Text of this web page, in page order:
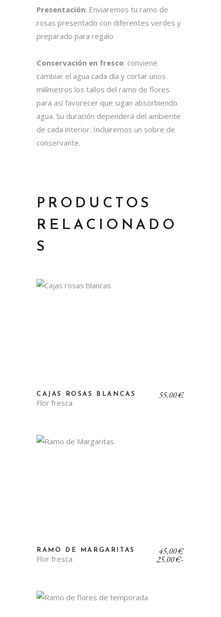
Presentación: Enviaremos tu ramo de
rosas presentado con diferentes verdes y
preparado para regalo
Conservación en fresco: conviene
cambiar el agua cada día y cortar unos
milímetros los tallos del ramo de flores
para así favorecer que sigan absorbiendo
agua. Su duración dependerá del ambiente
de cada interior. Incluiremos un sobre de
conservante.
PRODUCTOS
RELACIONADO
S
CAJAS ROSAS BLANCAS
Flor fresca
55,00€
RAMO DE MARGARITAS
Flor fresca 25,00€-
45,00€Rango
de